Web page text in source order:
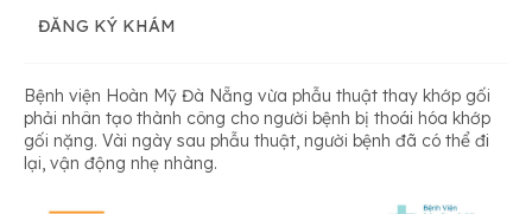
ĐĂNG KÝ KHÁM
Bệnh viện Hoàn Mỹ Đà Nẵng vừa phẫu thuật thay khớp gối
phải nhân tạo thành công cho người bệnh bị thoái hóa khớp
gối nặng. Vài ngày sau phẫu thuật, người bệnh đã có thể đi
lại, vận động nhẹ nhàng.